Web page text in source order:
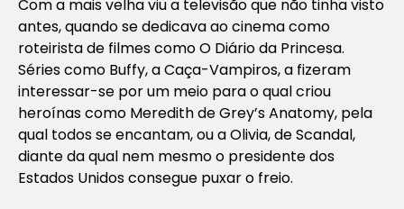
Com a mais velha viu a televisão que não tinha visto
antes, quando se dedicava ao cinema como
roteirista de filmes comoO Diário da Princesa.
Séries como Buffy,a Caça-Vampiros, a fizeram
interessar-se por um meio para o qual criou
heroínas como Meredith deGrey’s Anatomy, pela
qual todos se encantam, ou a Olivia, de Scandal,
diante da qual nem mesmo o presidente dos
Estados Unidos consegue puxar o freio.